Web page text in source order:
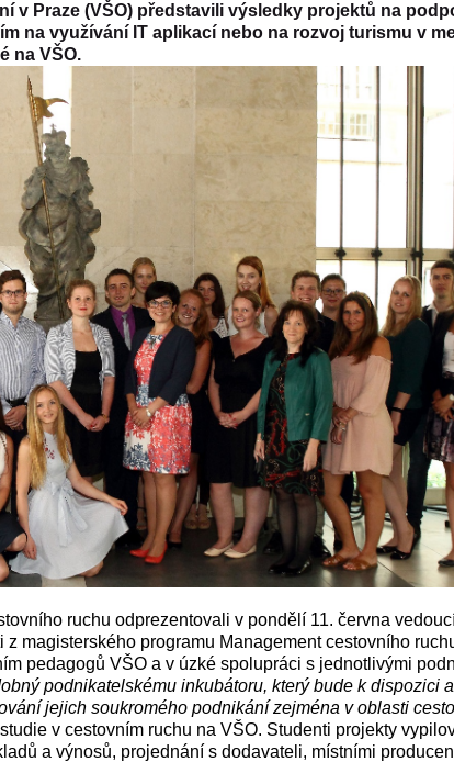
v Praze (VŠO) představili výsledky projektů na
na využívání IT aplikací nebo na rozvoj turismu v
na VŠO.
ruchu odprezentovali v pondělí 11. června
magisterského programu Management cestovního
pedagogů VŠO a v úzké spolupráci s jednotlivými
podnikatelskému inkubátoru, který bude k dispozici
jejich soukromého podnikání zejména v oblasti
v cestovním ruchu na VŠO. Studenti projekty
a výnosů, projednání s dodavateli, místními